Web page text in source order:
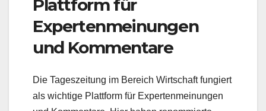
Plattform für
Expertenmeinungen
und Kommentare
Die Tageszeitung im Bereich Wirtschaft fungiert
als wichtige Plattform für Expertenmeinungen